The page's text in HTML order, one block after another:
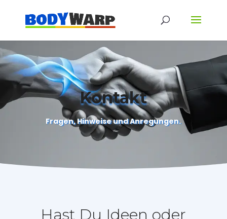
Kontakt
Fragen, Hinweise und Anregungen.
Hast Du Ideen oder